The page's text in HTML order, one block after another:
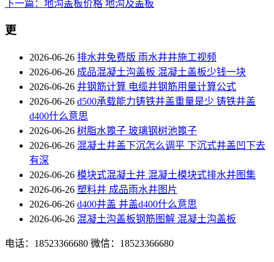
下一篇：地沟盖板价格 地沟及盖板
更
2026-06-26 排水井免费版 雨水井井施工视频
2026-06-26 成品混凝土沟盖板 混凝土盖板少钱一块
2026-06-26 井钢筋计算 电缆井钢筋用量计算公式
2026-06-26 d500承载能力铸铁井盖重量是少 铸铁井盖
d400什么意思
2026-06-26 树脂水篦子 玻璃钢树池篦子
2026-06-26 混凝土井盖下沉怎么调平 下沉式井盖凹下去
有深
2026-06-26 模块式混凝土井 混凝土模块式排水井图集
2026-06-26 塑料井 成品雨水井图片
2026-06-26 d400井盖 井盖d400什么意思
2026-06-26 混凝土沟盖板钢筋图解 混凝土沟盖板
电话：18523366680 微信：18523366680